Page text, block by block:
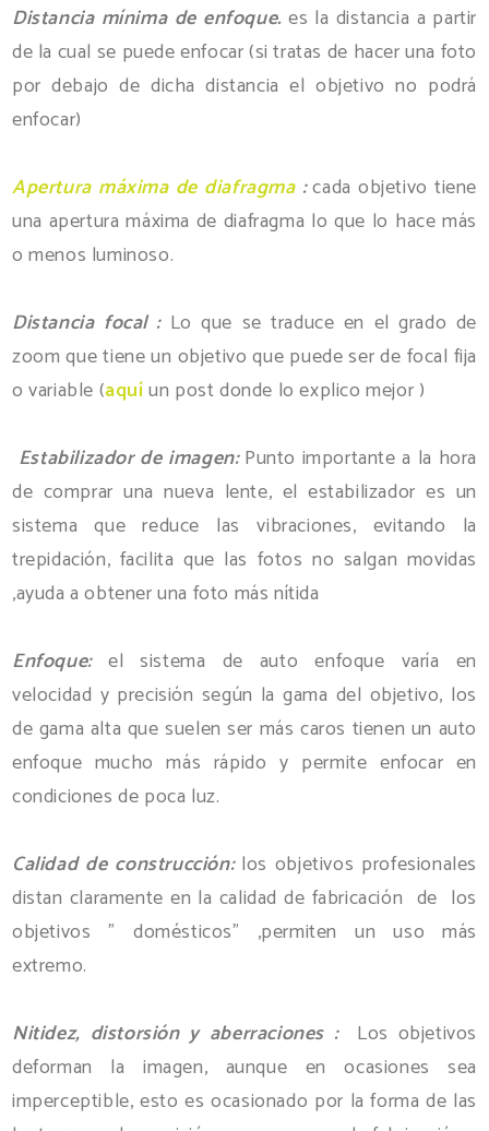
Distancia mínima de enfoque.es la distancia a partir
de la cual se puede enfocar (si tratas de hacer una foto
por debajo de dicha distancia el objetivo no podrá
enfocar)
Apertura máxima de diafragma :cada objetivo tiene
una apertura máxima de diafragma lo que lo hace más
o menos luminoso.
Distancia focal : Lo que se traduce en el grado de
zoom que tiene un objetivo que puede ser de focal fija
o variable (aquíun post donde lo explico mejor )
Estabilizador de imagen:Punto importante a la hora
de comprar una nueva lente, el estabilizador es un
sistema que reduce las vibraciones, evitando la
trepidación, facilita que las fotos no salgan movidas
,ayuda a obtener una foto más nítida
Enfoque: el sistema de auto enfoque varía en
velocidad y precisión según la gama del objetivo, los
de gama alta que suelen ser más caros tienen un auto
enfoque mucho más rápido y permite enfocar en
condiciones de poca luz.
Calidad de construcción:los objetivos profesionales
distan claramente en la calidad de fabricación de los
objetivos " domésticos" ,permiten un uso más
extremo.
Nitidez, distorsión y aberraciones :
Los objetivos
deforman la imagen, aunque en ocasiones sea
imperceptible, esto es ocasionado por la forma de las